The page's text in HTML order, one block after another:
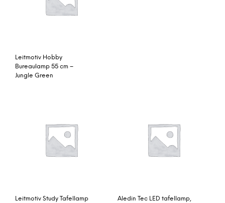
Leitmotiv Hobby
Bureaulamp 55 cm –
Jungle Green
Leitmotiv Study Tafellamp
Aledin Tec LED tafellamp,